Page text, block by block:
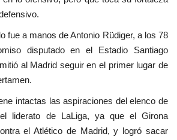
fue a manos de Antonio Rüdiger, a los 78
disputado en el Estadio Santiago
al Madrid seguir en el primer lugar de
intactas las aspiraciones del elenco de
liderato de LaLiga, ya que el Girona
el Atlético de Madrid, y logró sacar